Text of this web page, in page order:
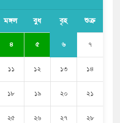
মঙ্গল বুধ বৃহ শুক্র
৪ ৫ ৬ ৭
১১ ১২ ১৩ ১৪
১৮ ১৯ ২০ ২১
২৫ ২৬ ২৭ ২৮